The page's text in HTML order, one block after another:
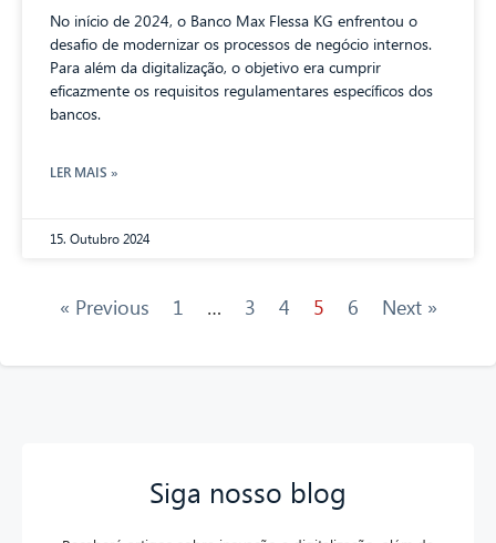
No início de 2024, o Banco Max Flessa KG enfrentou o
desafio de modernizar os processos de negócio internos.
Para além da digitalização, o objetivo era cumprir
eficazmente os requisitos regulamentares específicos dos
bancos.
LER MAIS »
15. Outubro 2024
« Previous 1 … 3 4 5 6 Next »
Siga nosso blog